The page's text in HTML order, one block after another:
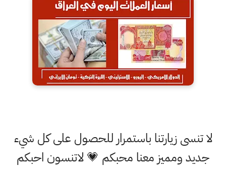
لا تنسى زيارتنا باستمرار للحصول على كل شيء
جديد ومميز معنا محبكم 💗 لاتنسون احبكم